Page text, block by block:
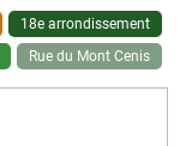
18e arrondissement
Rue du Mont Cenis